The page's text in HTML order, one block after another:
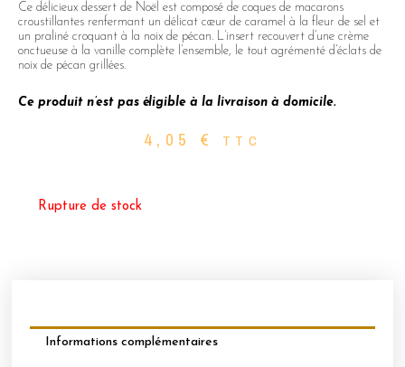
Ce délicieux dessert de Noël est composé de coques de macarons
croustillantes renfermant un délicat cœur de caramel à la fleur de sel et
un praliné croquant à la noix de pécan. L’insert recouvert d’une crème
onctueuse à la vanille complète l’ensemble, le tout agrémenté d’éclats de
noix de pécan grillées.
Ce produit n’est pas éligible à la livraison à domicile.
4,05 € TTC
Rupture de stock
Informations complémentaires